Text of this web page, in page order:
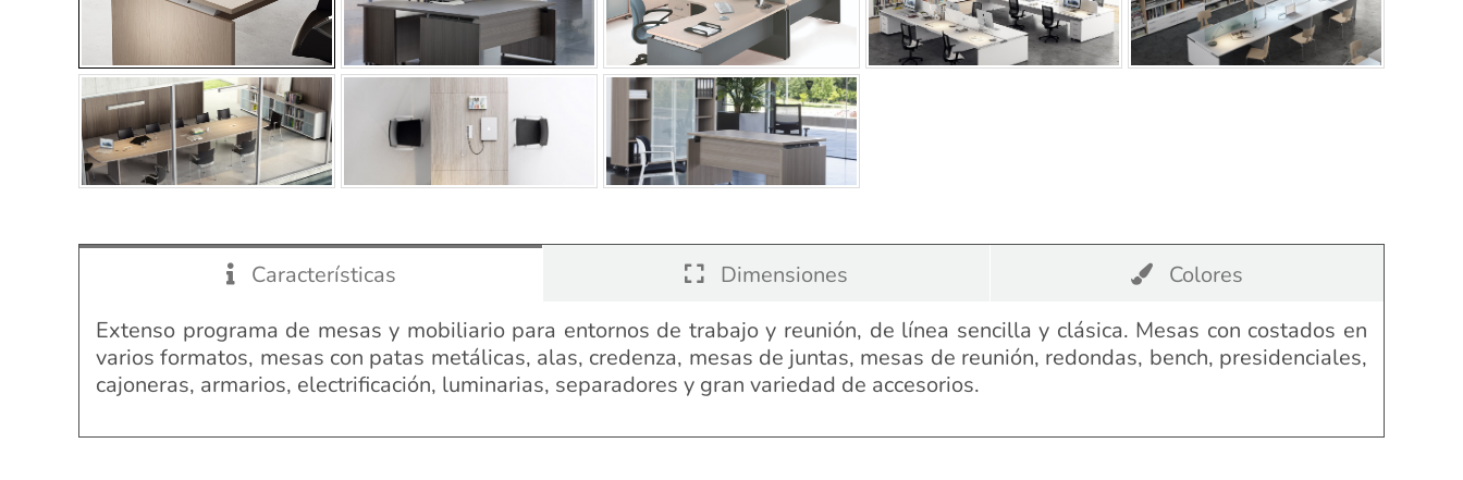
Características Dimensiones
Colores
Extenso programa de mesas y mobiliario para entornos de trabajo y reunión, de línea sencilla y clásica. Mesas con costados en
varios formatos, mesas con patas metálicas, alas, credenza, mesas de juntas, mesas de reunión, redondas, bench, presidenciales,
cajoneras, armarios, electrificación, luminarias, separadores y gran variedad de accesorios.